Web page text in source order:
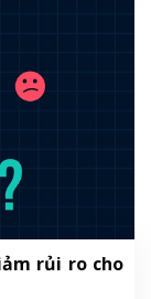
rủi ro cho